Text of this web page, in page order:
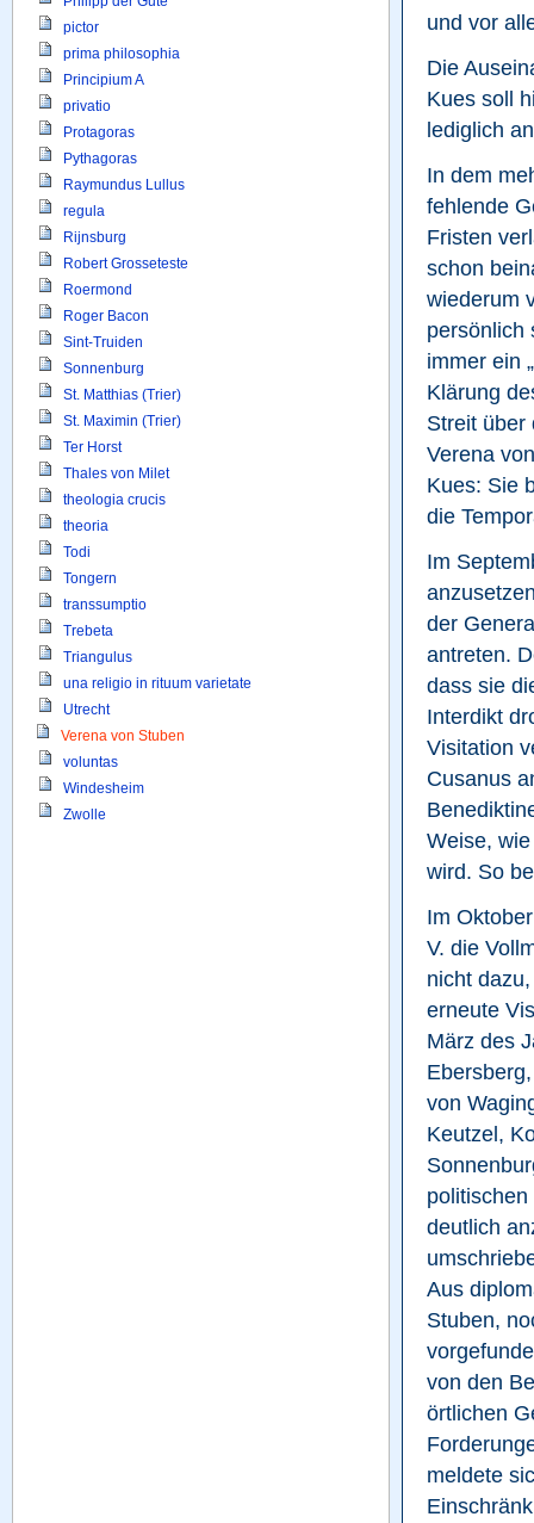
pictor
prima philosophia
Principium A
privatio
Protagoras
Pythagoras
Raymundus Lullus
regula
Rijnsburg
Robert Grosseteste
Roermond
Roger Bacon
Sint-Truiden
Sonnenburg
St. Matthias (Trier)
St. Maximin (Trier)
Ter Horst
Thales von Milet
theologia crucis
theoria
Todi
Tongern
transsumptio
Trebeta
Triangulus
una religio in rituum varietate
Utrecht
Verena von Stuben
voluntas
Windesheim
Zwolle
und vor
Die
Kues soll
lediglich
In dem
fehlende
Fristen
schon
wiederum
persönlich
immer ein
Klärung
Streit über
Verena
Kues: Sie
die
Im
der
antreten.
dass sie
Interdikt
Visitation
Cusanus
Weise,
wird. So
Im
V. die
nicht
erneute
März des
von
Keutzel,
deutlich
Aus
Stuben,
von den
örtlichen
meldete